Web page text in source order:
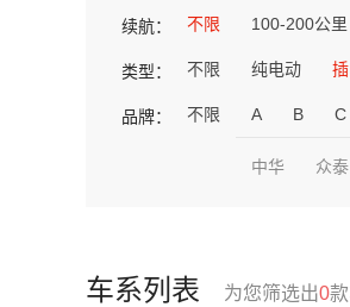
续航： 不限 100-200公里
类型： 不限 纯电动
品牌： 不限 A B C
中华 众泰
车系列表 为您筛选出0